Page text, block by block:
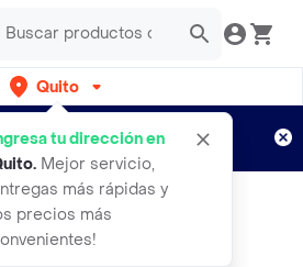
Quito
tu dirección en
. Mejor servicio,
más rápidas y
precios más
por semanas
Aplican TyC